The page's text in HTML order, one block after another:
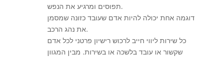
תפוסים ומרגיע את הנפש.
דוגמה אחת יכולה להיות אדם שעובד כזונה שמסמן
את נהג הרכב.
כל שירות ליווי חייב לרכוש רישיון פרטני לכל אדם
שקשור או עובד בלשכה או בשירות. מבין המגוון